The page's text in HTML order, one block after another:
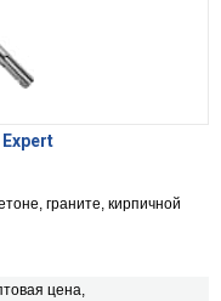
Expert
граните, кирпичной
цена,